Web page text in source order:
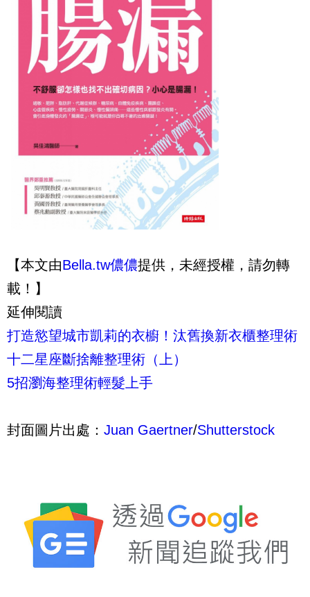
【本文由Bella.tw儂儂提供，未經授權，請勿轉
載！】
延伸閱讀
打造慾望城市凱莉的衣櫥！汰舊換新衣櫃整理術
十二星座斷捨離整理術（上）
5招瀏海整理術輕髮上手
封面圖片出處： Juan Gaertner/Shutterstock